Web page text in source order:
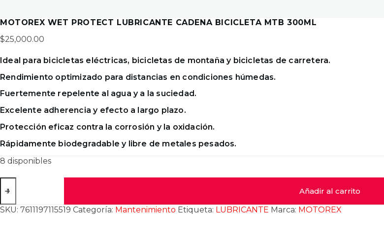
MOTOREX WET PROTECT LUBRICANTE CADENA BICICLETA MTB 300ML
$25,000.00
Ideal para bicicletas eléctricas, bicicletas de montaña y bicicletas de carretera.
Rendimiento optimizado para distancias en condiciones húmedas.
Fuertemente repelente al agua y a la suciedad.
Excelente adherencia y efecto a largo plazo.
Protección eficaz contra la corrosión y la oxidación.
Rápidamente biodegradable y libre de metales pesados.
8 disponibles
MOTOREX
WET
LUBRICANTE
Añadir al carrito
SKU: 7611197115519 Categoría: Mantenimiento Etiqueta: LUBRICANTE Marca: MOTOREX